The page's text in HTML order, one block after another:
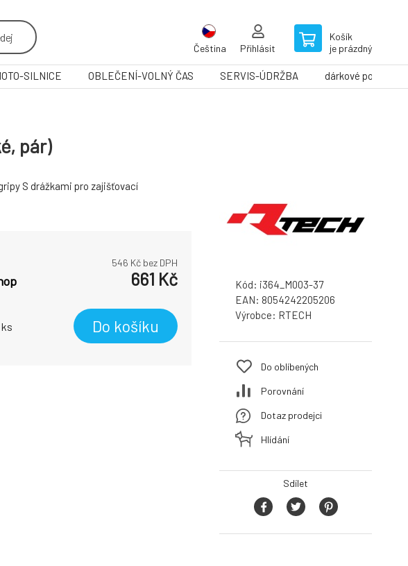
Čeština Přihlásit
Košík
je prázdný
SILNICE OBLEČENÍ-VOLNÝ ČAS SERVIS-ÚDRŽBA dárkové poukazy
pár)
S drážkami pro zajišťovací
546 Kč bez DPH
661 Kč
ks Do košíku
Kód: i364_M003-37
EAN: 8054242205206
Výrobce: RTECH
Do oblíbených
Porovnání
Dotaz prodejci
Hlídání
Sdílet